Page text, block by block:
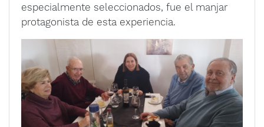
especialmente seleccionados, fue el manjar
protagonista de esta experiencia.